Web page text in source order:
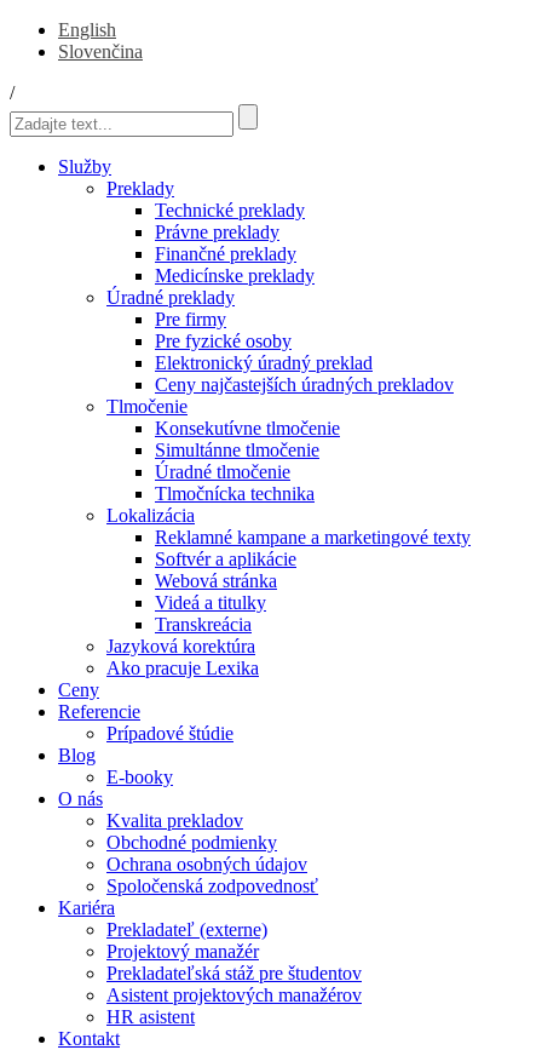
English
Slovenčina
/
Služby
Preklady
Technické preklady
Právne preklady
Finančné preklady
Medicínske preklady
Úradné preklady
Pre firmy
Pre fyzické osoby
Elektronický úradný preklad
Ceny najčastejších úradných prekladov
Tlmočenie
Konsekutívne tlmočenie
Simultánne tlmočenie
Úradné tlmočenie
Tlmočnícka technika
Lokalizácia
Reklamné kampane a marketingové texty
Softvér a aplikácie
Webová stránka
Videá a titulky
Transkreácia
Jazyková korektúra
Ako pracuje Lexika
Ceny
Referencie
Prípadové štúdie
Blog
E-booky
O nás
Kvalita prekladov
Obchodné podmienky
Ochrana osobných údajov
Spoločenská zodpovednosť
Kariéra
Prekladateľ (externe)
Projektový manažér
Prekladateľská stáž pre študentov
Asistent projektových manažérov
HR asistent
Kontakt